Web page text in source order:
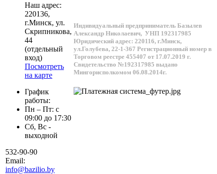
Наш адрес:
220136,
г.Минск, ул.
Скрипникова,
44
(отдельный
вход)
Посмотреть
на карте
График
работы:
Пн – Пт: с
09:00 до 17:30
Сб, Вс -
выходной
532-90-90
Email:
info@bazilio.by
Индивидуальный предприниматель Базылев
Александр Николаевич, УНП 192317985
Юридический адрес: 220116, г.Минск,
ул.Голубева, 22-1-367 Регистрационный номер в
Торговом реестре 455407 от 17.07.2019 г.
Свидетельство №192317985 выдано
Мингорисполкомом 06.08.2014г.